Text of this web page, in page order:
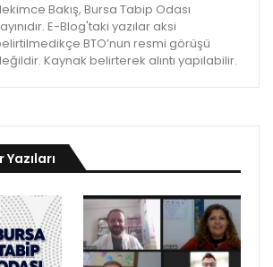
Bakış, Bursa Tabip Odası
E-Blog'taki yazılar aksi
BTO’nun resmi görüşü
Kaynak belirterek alıntı yapılabilir.